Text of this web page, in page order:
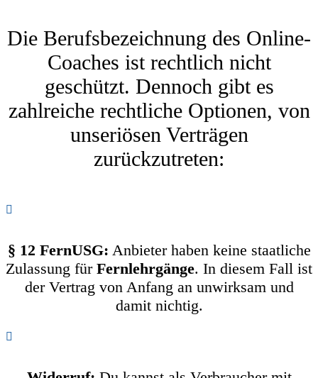
Die Berufsbezeichnung des Online-
Coaches ist rechtlich nicht
geschützt. Dennoch gibt es
zahlreiche rechtliche Optionen, von
unseriösen Verträgen
zurückzutreten:
§ 12 FernUSG: Anbieter haben keine staatliche
Zulassung für Fernlehrgänge. In diesem Fall ist
der Vertrag von Anfang an unwirksam und
damit nichtig.